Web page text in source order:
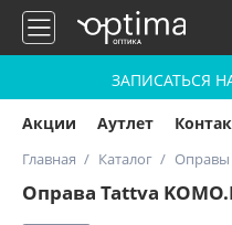
ЗАПИСАТЬСЯ
Акции Аутлет
Главная Каталог Оправы
Оправа Tattva